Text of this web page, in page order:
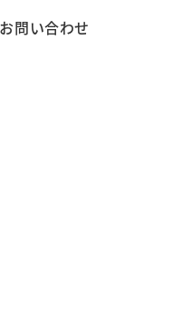
お問い合わせ